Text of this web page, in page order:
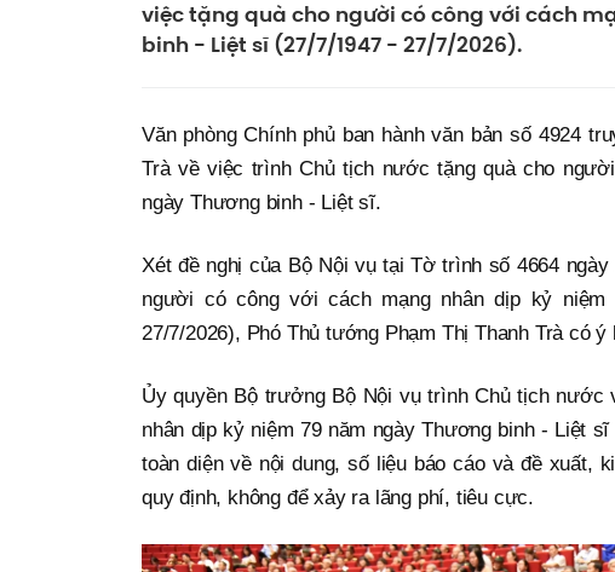
việc tặng quà cho người có công với cách
binh - Liệt sĩ (27/7/1947 - 27/7/2026).
Văn phòng Chính phủ ban hành văn bản số 4924
Trà về việc trình Chủ tịch nước tặng quà cho
ngày Thương binh - Liệt sĩ.
Xét đề nghị của Bộ Nội vụ tại Tờ trình số 4664
người có công với cách mạng nhân dịp kỷ
27/7/2026), Phó Thủ tướng Phạm Thị Thanh Trà có
Ủy quyền Bộ trưởng Bộ Nội vụ trình Chủ tịch
nhân dịp kỷ niệm 79 năm ngày Thương binh - Liệt
toàn diện về nội dung, số liệu báo cáo và đề xuất,
quy định, không để xảy ra lãng phí, tiêu cực.